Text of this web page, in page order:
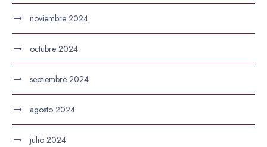
noviembre 2024
octubre 2024
septiembre 2024
agosto 2024
julio 2024